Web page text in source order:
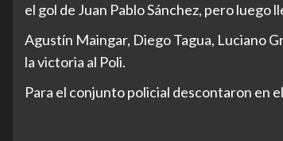
el gol de Juan Pablo Sánchez, pero
Agustín Maingar, Diego Tagua, Luciano
la victoria al Poli.
Para el conjunto policial descontaron en